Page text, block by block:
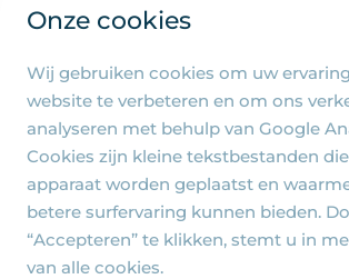
Onze cookies
Wij gebruiken cookies om uw
website te verbeteren en om ons
analyseren met behulp van Google
Cookies zijn kleine tekstbestanden
apparaat worden geplaatst en
betere surfervaring kunnen bieden.
“Accepteren” te klikken, stemt u in
van alle cookies.
Algemene pagina's
Privacy beleid
Cookie-instellingen